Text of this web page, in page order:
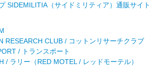
RESEARCH CLUB / コットンリサーチクラブ
/ トランスポート
/ ラリー（RED MOTEL / レッドモーテル）